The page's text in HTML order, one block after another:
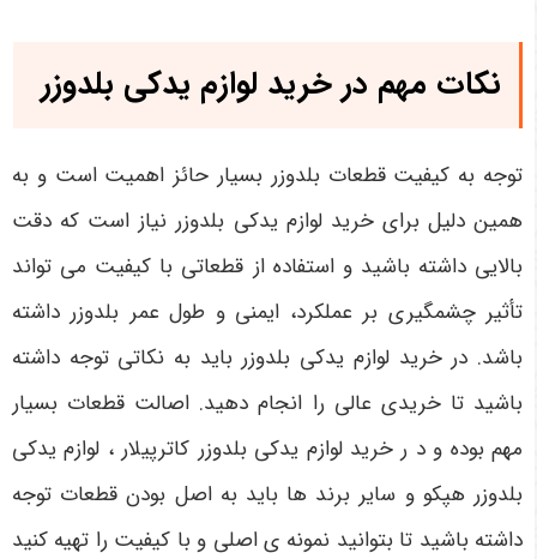
نکات مهم در خرید لوازم یدکی بلدوزر
توجه به کیفیت قطعات بلدوزر بسیار حائز اهمیت است و به
همین دلیل برای خرید لوازم یدکی بلدوزر نیاز است که دقت
بالایی داشته باشید و استفاده از قطعاتی با کیفیت می ‌تواند
تأثیر چشمگیری بر عملکرد، ایمنی و طول عمر بلدوزر داشته
باشد. در خرید لوازم یدکی بلدوزر باید به نکاتی توجه داشته
باشید تا خریدی عالی را انجام دهید. اصالت قطعات بسیار
مهم بوده و د ر خرید لوازم یدکی بلدوزر کاترپیلار ، لوازم یدکی
بلدوزر هپکو و سایر برند ها باید به اصل بودن قطعات توجه
داشته باشید تا بتوانید نمونه ی اصلی و با کیفیت را تهیه کنید